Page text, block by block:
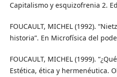
Capitalismo y esquizofrenia 2.
FOUCAULT, MICHEL (1992).
historia”. En Microfísica del
FOUCAULT, MICHEL (1999).
Estética, ética y hermenéutica.